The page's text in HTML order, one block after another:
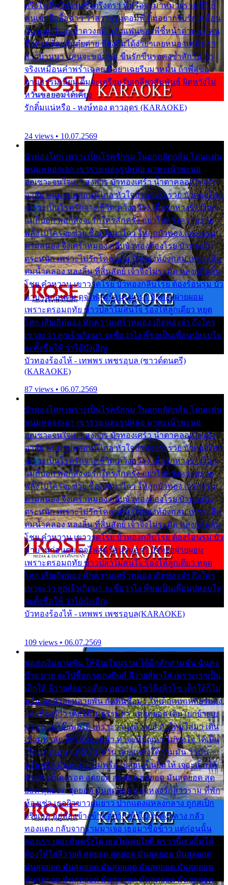
ตรึงใจ ติ๋มใช่งามซึ้งตรึงตรา พี่หรือจะมาหมายร่วมชีวี ก็
คนเขาลืออื้อฉาว ว่าสาวๆรุมตอมพี่ ติ๋มอยากรับรักเหมือน
กัน แต่หวั่นจะช้ำดวงฤดี กลัวแฟนของพี่ชี้หน้าด่าทอ ก็คน
ชื่อต๋อยต้อยตุ้มตุ๋ยต่าย พี่ยังลืมได้ง่ายๆเลยหนอ แค่ตัวเรา
สาวบ้านนา แสนจะซอมซ่อ ขืนรักขืนรอคงช้ำสักวัน ถ้า
จริงเหมือนคำพร่ำเฉลย พี่อย่าเฉยรีบมาหมั้น ถ้าพี่สู่ขอ
ตามธรรมเนียม ติ๋มจะเตรียมรับเกลียวสัมพันธ์ ผิดหวังไม่
หวั่นขอยอมได้เคียง
รักติ๋มแน่หรือ - หงษ์ทอง ดาวอุดร (KARAOKE)
24 views • 10.07.2569
บัวทองโศก เพราะเป็นโรครักรุม ในอกกลัดกลุ้ม โดนแฟน
หนุ่มหลอกเอา เขารวย และรูปหล่อ มาพะเน้าพะนอ
ออเซาะจนใจเบา สงสาร บัวทองเศร้า น้ำตาคลอเบ้า เฝ้า
อาลัย หนุ่มรูปหล่อหนีไกล หัวใจบัวทองระรวย บัวทองโศก
เพราะเป็นโรครักจาง ชีวิตเคว้งคว้าง เมื่อรักห่างร้างไกล
แม่ก็บอก พ่อก็สั่งจะรักใครสักครั้ง อย่าไปหวังความรวย
พลั้งไปใครจะช่วย ซื้อเปลมาไกว ให้ลูกบัวทอง เวรกรรม
ตามสนอง จึงเศร้าหมอง กลีบบัวทองต้องโรย บัวทองไม่
ตระหนัก เพราะไม่รักโคลนตม บัวทองท้องกลม เพราะลืม
ตมน้ำคลอง หลงลิ้น ที่สิ้นสัตย์ เจ้าจึงไม่ระมัด หลงกลิ่นลิ้น
โชย คำหวาน เขาวาดโรย บัวทองกลีบโรย ต้องร้อนรุม บัว
มาบานก่อนตูม ดุจไฟสุมร้อนรุมอุรา บัวทองผ่ายผอม
เพราะตรอมฤทัย ข้าวปลาไม่สนใจ ร้องไห้ลูกเดียว หยุด
โศก เสียเถิดทอง พักความเศร้าหมอง เถิดทองจ๋า ถึงใคร
เขาจะว่า ลูกเจ้าเกิดมา จะชื่อว่าไง พี่ขอเป็นเพื่อนปลอบใจ
จะตั้งชื่อให้ ว่าไอ้บังเอิญ
บัวทองร้องไห้ - เทพพร เพชรอุบล (ซาวด์ดนตรี)
(KARAOKE)
87 views • 06.07.2569
บัวทองโศก เพราะเป็นโรครักรุม ในอกกลัดกลุ้ม โดนแฟน
หนุ่มหลอกเอา เขารวย และรูปหล่อ มาพะเน้าพะนอ
ออเซาะจนใจเบา สงสาร บัวทองเศร้า น้ำตาคลอเบ้า เฝ้า
อาลัย หนุ่มรูปหล่อหนีไกล หัวใจบัวทองระรวย บัวทองโศก
เพราะเป็นโรครักจาง ชีวิตเคว้งคว้าง เมื่อรักห่างร้างไกล
แม่ก็บอก พ่อก็สั่งจะรักใครสักครั้ง อย่าไปหวังความรวย
พลั้งไปใครจะช่วย ซื้อเปลมาไกว ให้ลูกบัวทอง เวรกรรม
ตามสนอง จึงเศร้าหมอง กลีบบัวทองต้องโรย บัวทองไม่
ตระหนัก เพราะไม่รักโคลนตม บัวทองท้องกลม เพราะลืม
ตมน้ำคลอง หลงลิ้น ที่สิ้นสัตย์ เจ้าจึงไม่ระมัด หลงกลิ่นลิ้น
โชย คำหวาน เขาวาดโรย บัวทองกลีบโรย ต้องร้อนรุม บัว
มาบานก่อนตูม ดุจไฟสุมร้อนรุมอุรา บัวทองผ่ายผอม
เพราะตรอมฤทัย ข้าวปลาไม่สนใจ ร้องไห้ลูกเดียว หยุด
โศก เสียเถิดทอง พักความเศร้าหมอง เถิดทองจ๋า ถึงใคร
เขาจะว่า ลูกเจ้าเกิดมา จะชื่อว่าไง พี่ขอเป็นเพื่อนปลอบใจ
จะตั้งชื่อให้ ว่าไอ้บังเอิญ
บัวทองร้องไห้ - เทพพร เพชรอุบล(KARAOKE)
109 views • 06.07.2569
พ่อส่งเงินสามพัน ให้ฉันเรียนราม ได้อีกสักสามพัน ฉันคง
บ๊าย บาย จะไปซื้อกางเกงยีนส์ ลีวายส์มาใส่ เพราะเราเป็น
เด็กใต้ ลีวายส์อย่างเดียว อยากจะโชว์ถึงหิวโซ เด็กใต้ก็ไม่
หวั่น ตกตัวละหลายพัน กัดฟันซื้อมา ให้เด็กเทพเหลียวมอง
และต้องรู้ว่า เด็กใต้ไม่ธรรมดา แต่สุดยอด เดินโยกย้ายเย
ยวน กวนโอ๊ยพอได้ เพราะว่านุ่งลีวายส์ ตัวใหม่ใส่มา เดิน
เข้ามหาลัย จิ๊กโก๊มองหน้า ท่าจะมีปัญหา ไม่พอใจ ได้เป็น
เรื่องแน่นอน แต่ฉันไม่หวั่น เลยแหลงใต้ถามมัน ว่ามัน
พรั่นพรือ มันตอบว่าไม่พรื่อ เปลี่ยนเป็นยิ้มให้ เจอะเด็กใต้
ด้วยกัน ก็เลยรอด สุดยอด สุดยอด สุดยอด มันสุดยอด สุด
ยอด สุดยอด สุดยอด มันสุดยอด แอบหลงรักสาวราม ที่พัก
ห้องเช่า เธอผิวขาวผมยาว ปากแดงแหลงกลาง ถูกสเป็ก
จริงเธอ อยู่ห้องข้างข้าง อยากเข้าไปแหลงกลาง กลัว
ทองแดง กลับจากรามมาเจอ เธอมาซื้อข้าว แต่ก่อนนั้น
สองเรา เจอะกันครั้งใด เธอไม่เคยไยดี คราวนี้เธอยิ้มให้
ต้องให้ใส่ลีวายส์ สุดยอด สุดยอด มันสุดยอด มันสุดยอด
มันสุดยอด มันสุดยอด มันสุดยอด มันสุดยอด มันสุดยอด
มันสุดยอด มันสุดยอด มันสุดยอด มันสุดยอด มันสุดยอด